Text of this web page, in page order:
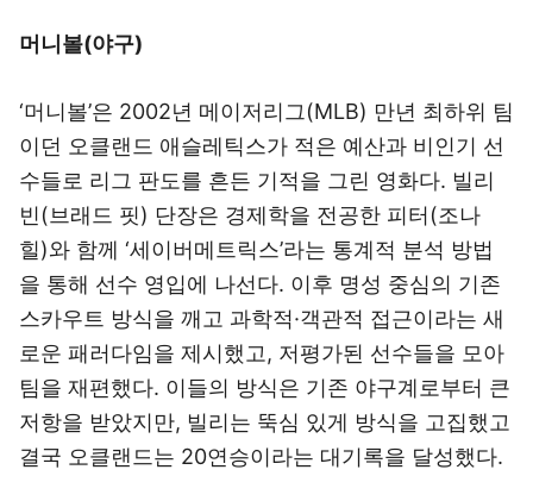
머니볼(야구)
‘머니볼’은 2002년 메이저리그(MLB) 만년 최하위 팀
이던 오클랜드 애슬레틱스가 적은 예산과 비인기 선
수들로 리그 판도를 흔든 기적을 그린 영화다. 빌리
빈(브래드 핏) 단장은 경제학을 전공한 피터(조나
힐)와 함께 ‘세이버메트릭스’라는 통계적 분석 방법
을 통해 선수 영입에 나선다. 이후 명성 중심의 기존
스카우트 방식을 깨고 과학적·객관적 접근이라는 새
로운 패러다임을 제시했고, 저평가된 선수들을 모아
팀을 재편했다. 이들의 방식은 기존 야구계로부터 큰
저항을 받았지만, 빌리는 뚝심 있게 방식을 고집했고
결국 오클랜드는 20연승이라는 대기록을 달성했다.